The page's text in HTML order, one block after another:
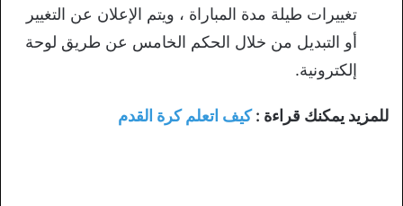
تغييرات طيلة مدة المباراة ، ويتم الإعلان عن التغيير
أو التبديل من خلال الحكم الخامس عن طريق لوحة
إلكترونية.
للمزيد يمكنك قراءة :كيف اتعلم كرة القدم